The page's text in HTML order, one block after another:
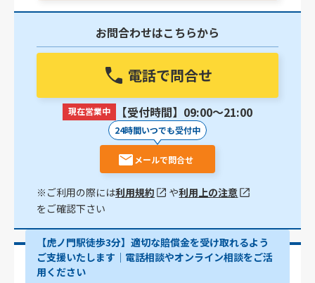
お問合わせはこちらから
電話で問合せ
現在営業中 【受付時間】09:00〜21:00
24時間いつでも受付中
メールで問合せ
※ご利用の際には利用規約 や利用上の注意
をご確認下さい
【虎ノ門駅徒歩3分】適切な賠償金を受け取れるよう
ご支援いたします│電話相談やオンライン相談をご活
用ください